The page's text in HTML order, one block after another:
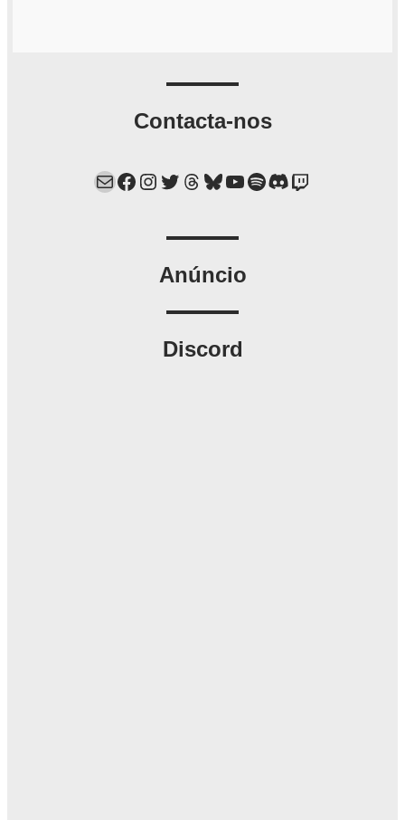
Contacta-nos
Mail Facebook Instagram Twitter Threads Bluesky YouTube Spotify Discord Twitch
Anúncio
Discord